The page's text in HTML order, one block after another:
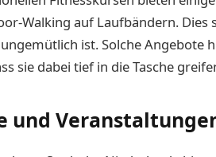
Walking auf Laufbändern. Dies
ist. Solche Angebote
sie dabei tief in die Tasche
und